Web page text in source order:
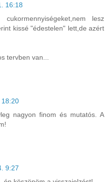
16:18
lesz
kissé "édestelen" lett,de azért
tervben van...
18:20
nagyon finom és mutatós. A
9:27